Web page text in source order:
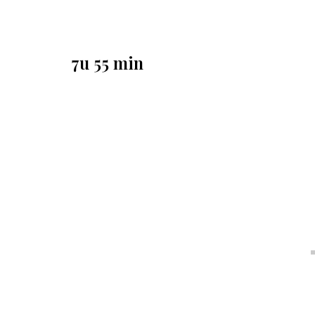
7u 55 min